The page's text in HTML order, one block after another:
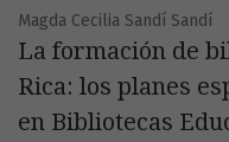
Magda Cecilia Sandí Sandí
La formación de
Rica: los planes
en Bibliotecas